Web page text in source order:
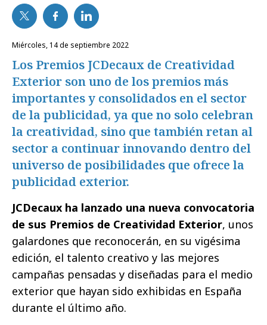
miércoles, 14 de septiembre 2022
Los Premios JCDecaux de Creatividad
Exterior son uno de los premios más
importantes y consolidados en el sector
de la publicidad, ya que no solo celebran
la creatividad, sino que también retan al
sector a continuar innovando dentro del
universo de posibilidades que ofrece la
publicidad exterior.
JCDecaux ha lanzado una nueva convocatoria
de sus Premios de Creatividad Exterior, unos
galardones que reconocerán, en su vigésima
edición, el talento creativo y las mejores
campañas pensadas y diseñadas para el medio
exterior que hayan sido exhibidas en España
durante el último año.